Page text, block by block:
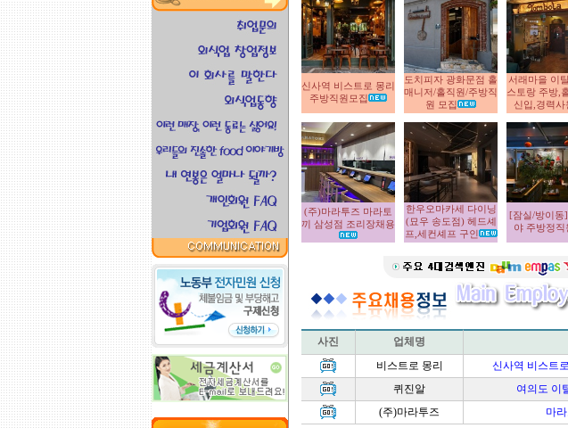
신사역 비스트로 몽리
주방직원모집
도치피자 광화문점 홀
매니저/홀직원/주방직
원 모집
서래마을 이
스토랑 주방,
신입,경력사
(주)마라투즈 마라토
끼 삼성점 조리장채용
한우오마카세 다이닝
(묘우 송도점) 헤드셰
프,세컨셰프 구인
[잠실/방이동
야 주방정직
사진 업체명
비스트로 몽리
신사역 비스트
퀴진알
여의도 이
(주)마라투즈
마